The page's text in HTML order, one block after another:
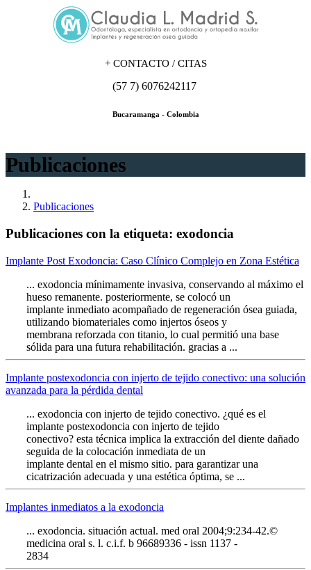
+CONTACTO / CITAS
(57 7) 6076242117
Bucaramanga - Colombia
Publicaciones
Publicaciones
Publicaciones con la etiqueta: exodoncia
Implante Post Exodoncia: Caso Clínico Complejo en Zona Estética
... exodoncia mínimamente invasiva, conservando al máximo el
hueso remanente. posteriormente, se colocó un
implante inmediato acompañado de regeneración ósea guiada,
utilizando biomateriales como injertos óseos y
membrana reforzada con titanio, lo cual permitió una base
sólida para una futura rehabilitación. gracias a ...
Implante postexodoncia con injerto de tejido conectivo: una solución
avanzada para la pérdida dental
... exodoncia con injerto de tejido conectivo. ¿qué es el
implante postexodoncia con injerto de tejido
conectivo? esta técnica implica la extracción del diente dañado
seguida de la colocación inmediata de un
implante dental en el mismo sitio. para garantizar una
cicatrización adecuada y una estética óptima, se ...
Implantes inmediatos a la exodoncia
... exodoncia. situación actual. med oral 2004;9:234-42.©
medicina oral s. l. c.i.f. b 96689336 - issn 1137 -
2834